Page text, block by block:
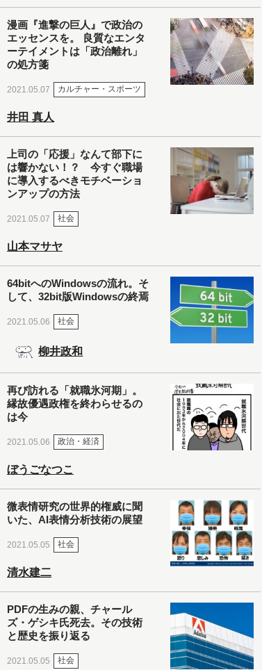
漫画『進撃の巨人』で政治の
エッセンスを。 良質なエンタ
ーテイメントは「政治離れ」
の処方箋
2021.05.07 カルチャー・スポーツ
井田 真人
上司の「応援」なんて部下に
は響かない！？ 今すぐ職場
に導入するべきモチベーショ
ンアップの方法
2021.05.07 社会
山本マサヤ
64bitへのWindowsの流れ。そ
して、32bit版Windowsの終焉
2021.05.06 社会
柳井政和
再び訪れる「就職氷河期」。
縁故優遇政権を終わらせるの
は今
2021.05.06 政治・経済
ぼうごなつこ
微表情研究の世界的権威に聞
いた、AI表情分析技術の展望
2021.05.05 社会
清水建二
PDFの生みの親、チャール
ズ・ゲシキ氏死去。その技術
と歴史を振り返る
2021.05.05 社会